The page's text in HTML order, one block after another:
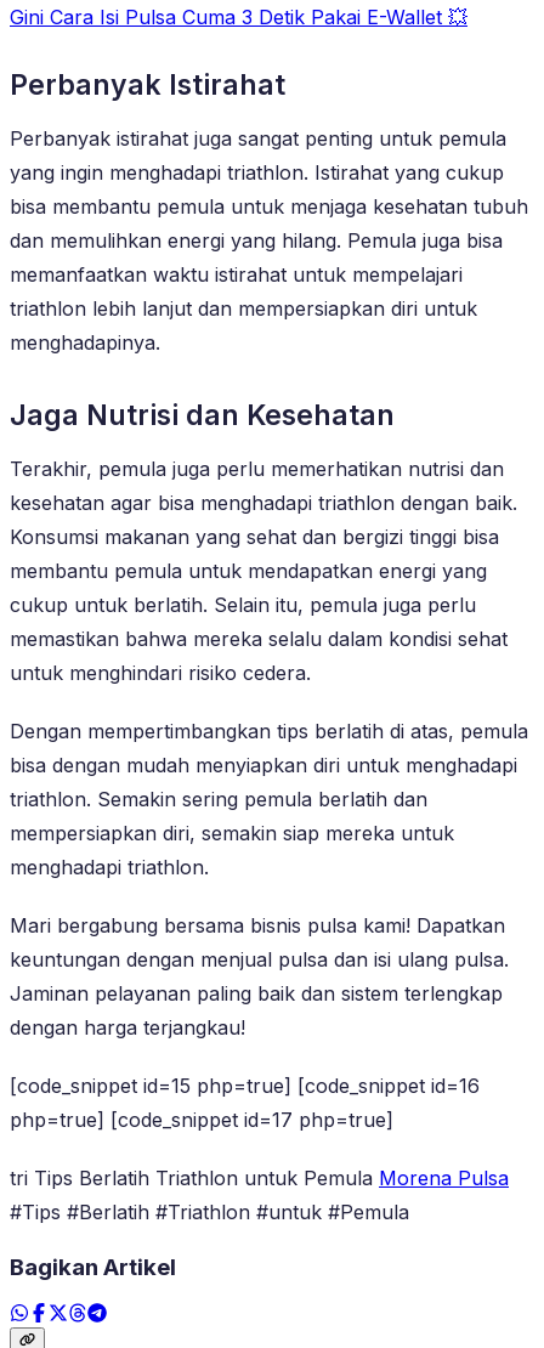
Gini Cara Isi Pulsa Cuma 3 Detik Pakai E-Wallet 💥
Perbanyak Istirahat
Perbanyak istirahat juga sangat penting untuk pemula
yang ingin menghadapi triathlon. Istirahat yang cukup
bisa membantu pemula untuk menjaga kesehatan tubuh
dan memulihkan energi yang hilang. Pemula juga bisa
memanfaatkan waktu istirahat untuk mempelajari
triathlon lebih lanjut dan mempersiapkan diri untuk
menghadapinya.
Jaga Nutrisi dan Kesehatan
Terakhir, pemula juga perlu memerhatikan nutrisi dan
kesehatan agar bisa menghadapi triathlon dengan baik.
Konsumsi makanan yang sehat dan bergizi tinggi bisa
membantu pemula untuk mendapatkan energi yang
cukup untuk berlatih. Selain itu, pemula juga perlu
memastikan bahwa mereka selalu dalam kondisi sehat
untuk menghindari risiko cedera.
Dengan mempertimbangkan tips berlatih di atas, pemula
bisa dengan mudah menyiapkan diri untuk menghadapi
triathlon. Semakin sering pemula berlatih dan
mempersiapkan diri, semakin siap mereka untuk
menghadapi triathlon.
Mari bergabung bersama bisnis pulsa kami! Dapatkan
keuntungan dengan menjual pulsa dan isi ulang pulsa.
Jaminan pelayanan paling baik dan sistem terlengkap
dengan harga terjangkau!
[code_snippet id=15 php=true] [code_snippet id=16
php=true] [code_snippet id=17 php=true]
tri Tips Berlatih Triathlon untuk Pemula Morena Pulsa
#Tips #Berlatih #Triathlon #untuk #Pemula
Bagikan Artikel